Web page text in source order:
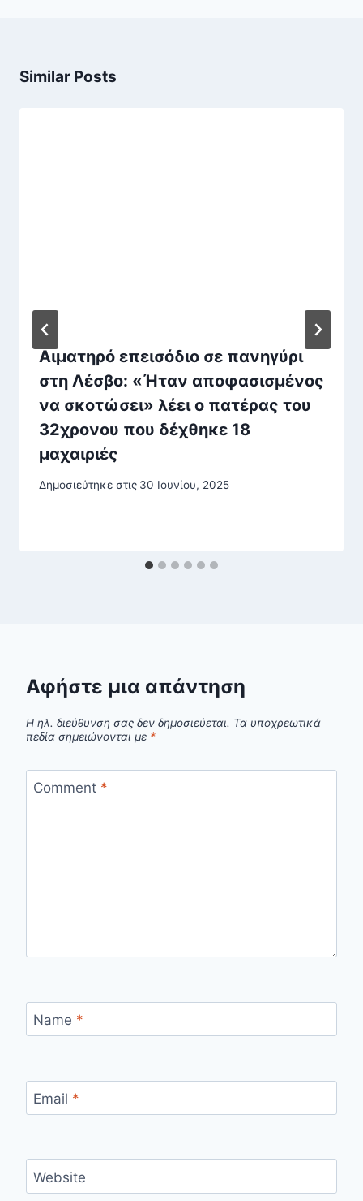
Similar Posts
Αιματηρό επεισόδιο σε πανηγύρι
στη Λέσβο: «Ήταν αποφασισμένος
να σκοτώσει» λέει ο πατέρας του
32χρονου που δέχθηκε 18
μαχαιριές
Δημοσιεύτηκε στις 30 Ιουνίου, 2025
Αφήστε μια απάντηση
Η ηλ. διεύθυνση σας δεν δημοσιεύεται. Τα υποχρεωτικά
πεδία σημειώνονται με *
Comment *
Name *
Email *
Website